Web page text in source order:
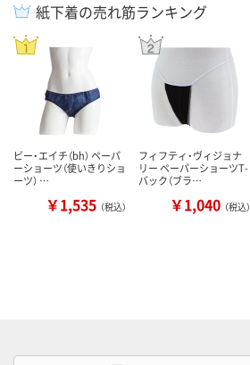
紙下着の売れ筋ランキング
ビー・エイチ（bh） ペーパ
ーショーツ（使いきりショ
ーツ） …
￥1,535 （税込）
フィフティ・ヴィジョナ
リー ペーパーショーツT-
バック（ブラ…
￥1,040 （税込）